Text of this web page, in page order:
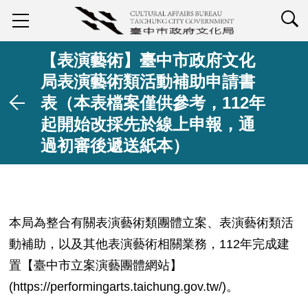
【表演藝術】臺中市政府文化
局表演藝術類活動補助申請書
表（本表檔案僅供參考，112年
起開始改採先於線上申報，通
過初審後遞送紙本）
本局為整合有關表演藝術類團體立案、表演藝術類活
動補助，以及其他表演藝術相關業務，112年完成建
置【臺中市立案演藝團體網站】
(https://performingarts.taichung.gov.tw/)。